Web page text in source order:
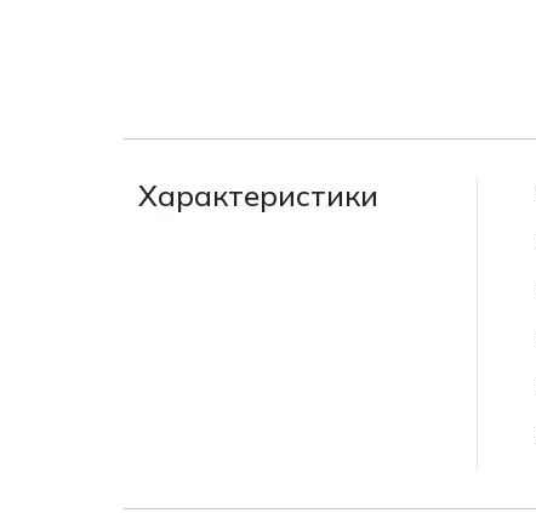
Характеристики